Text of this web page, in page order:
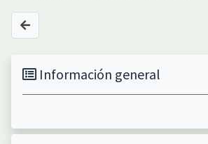
Información general